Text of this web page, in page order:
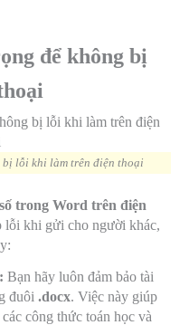
để không bị
lỗi khi làm trên điện thoại
trong Word trên điện
lỗi khi gửi cho người khác,
Bạn hãy luôn đảm bảo tài
đuôi .docx. Việc này giúp
công thức toán học và